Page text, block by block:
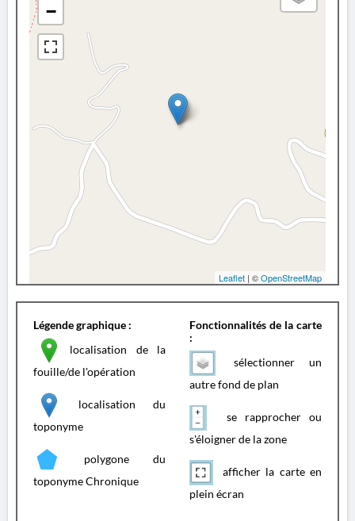
−
Leaflet | ©OpenStreetMap
Légende graphique :
localisation de la
fouille/de l'opération
localisation du
toponyme
polygone du
toponyme Chronique
Fonctionnalités de la carte
:
sélectionner un
autre fond de plan
se rapprocher ou
s'éloigner de la zone
afficher la carte en
plein écran